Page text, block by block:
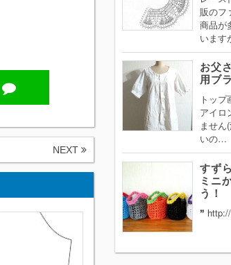
NEXT
販のフ
商品が
います
お父
用ブ
トッ
アイロ
ません
いの…
すず
ミニ
う！
❞